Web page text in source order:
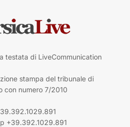
testata di LiveCommunication
stampa del tribunale di
con numero 7/2010
+39.392.1029.891